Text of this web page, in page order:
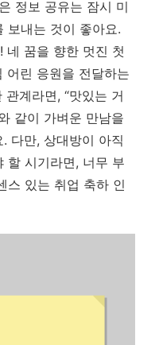
정보 공유는 잠시 미
보내는 것이 좋아요.
네 꿈을 향한 멋진 첫
어린 응원을 전달하는
계라면, “맛있는 거
같이 가벼운 만남을
다만, 상대방이 아직
할 시기라면, 너무 부
스 있는 취업 축하 인